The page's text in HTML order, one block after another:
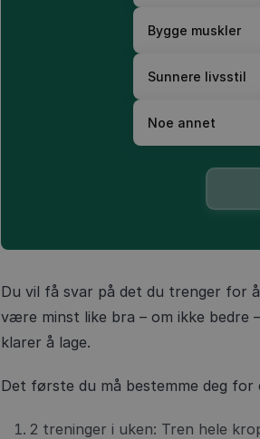
Bygge muskler
Sunnere livsstil
Noe annet
Du vil få svar på det du trenger for
være minst like bra – om ikke bedre
klarer å lage.
Det første du må bestemme deg
2 treninger i uken: Tren hele